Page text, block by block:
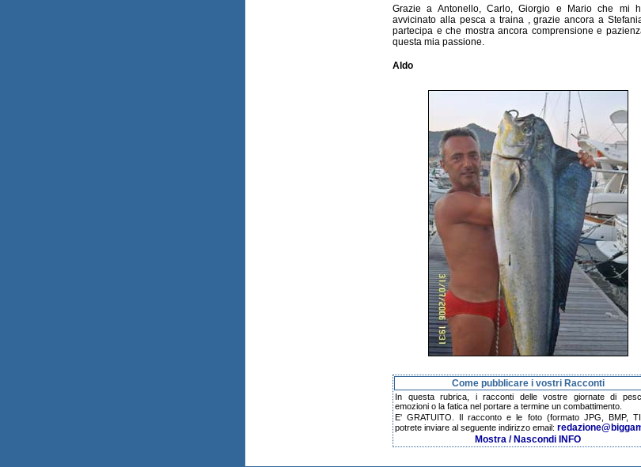
Grazie a Antonello, Carlo, Giorgio e Mario che mi
avvicinato alla pesca a traina , grazie ancora a
partecipa e che mostra ancora comprensione e
questa mia passione.
Aldo
Come pubblicare i vostri Racconti
In questa rubrica, i racconti delle vostre giornate di
emozioni o la fatica nel portare a termine un combattimento.
E' GRATUITO. Il racconto e le foto (formato JPG, BMP,
potrete inviare al seguente indirizzo email:
Mostra / Nascondi INFO